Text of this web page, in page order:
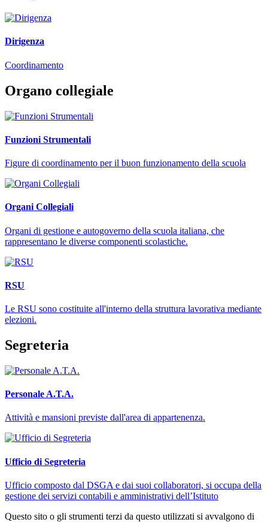
Dirigenza
Coordinamento
Organo collegiale
Funzioni Strumentali
Figure di coordinamento per il buon funzionamento della scuola
Organi Collegiali
Organi di gestione e autogoverno della scuola italiana, che
rappresentano le diverse componenti scolastiche.
RSU
Le RSU sono costituite all'interno della struttura lavorativa mediante
elezioni.
Segreteria
Personale A.T.A.
Attività e mansioni previste dall'area di appartenenza.
Ufficio di Segreteria
Ufficio composto dal DSGA e dai suoi collaboratori, si occupa della
gestione dei servizi contabili e amministrativi dell’Istituto
Questo sito o gli strumenti terzi da questo utilizzati si avvalgono di